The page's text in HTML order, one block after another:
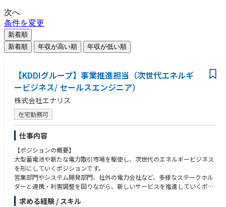
次へ
条件を変更
新着順
新着順
年収が高い順 年収が低い順
【KDDIグループ】事業推進担当（次世代エネルギ
ービジネス/ セールスエンジニア）
株式会社エナリス
在宅勤務可
仕事内容
【ポジションの概要】
大型蓄電池や新たな電力取引市場を駆使し、次世代のエネルギービジネス
を形にしていくポジションです。
営業部門やシステム開発部門、社外の電力会社など、多様なステークホル
ダーと連携・利害調整を図りながら、新しいサービスを推進していくポジ
ションです。
求める経験 / スキル